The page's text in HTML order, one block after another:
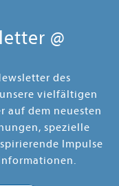
@
des
vielfältigen
auf dem neuesten
spezielle
Impulse